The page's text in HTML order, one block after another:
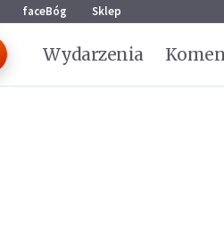
faceBóg Sklep
Wydarzenia